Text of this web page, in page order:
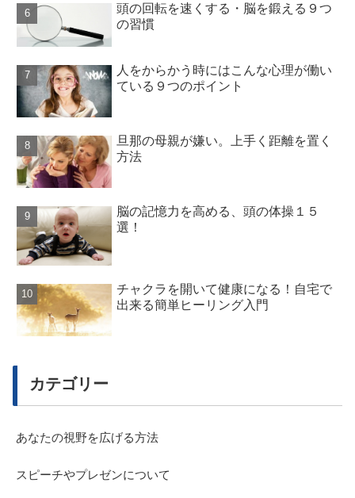
頭の回転を速くする・脳を鍛える９つ
の習慣
人をからかう時にはこんな心理が働い
ている９つのポイント
旦那の母親が嫌い。上手く距離を置く
方法
脳の記憶力を高める、頭の体操１５
選！
チャクラを開いて健康になる！自宅で
出来る簡単ヒーリング入門
カテゴリー
あなたの視野を広げる方法
スピーチやプレゼンについて